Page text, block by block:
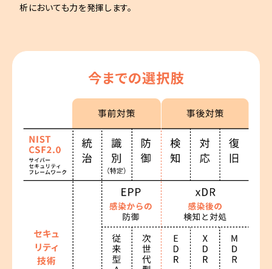
析においても力を発揮します。